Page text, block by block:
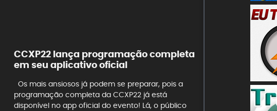
CCXP22 lança programação completa
em seu aplicativo oficial
Os mais ansiosos já podem se preparar, pois a
programação completa da CCXP22 já está
disponível no app oficial do evento! Lá, o público